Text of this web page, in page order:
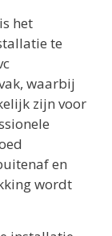
het
te
waarbij
zijn voor
en
wordt